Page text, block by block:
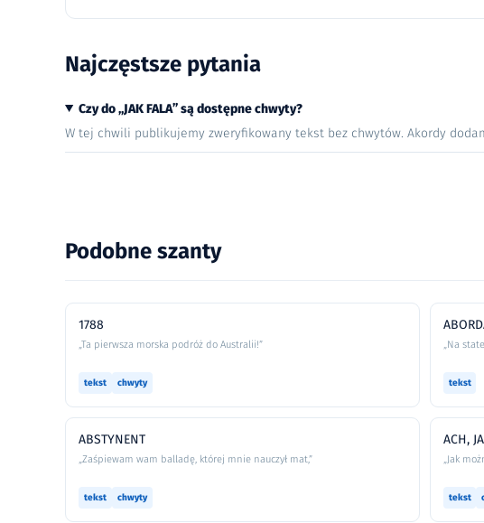
Najczęstsze pytania
Czy do „JAK FALA” są dostępne chwyty?
W tej chwili publikujemy zweryfikowany tekst bez chwytów. Akordy
Podobne szanty
1788
„Ta pierwsza morska podróż do Australii!”
tekst chwyty
„Na
tekst
ABSTYNENT
„Zaśpiewam wam balladę, której mnie nauczył mat,”
tekst chwyty
ACH,
„Jak
tekst